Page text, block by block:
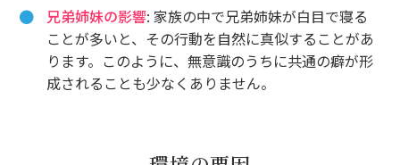
兄弟姉妹の影響: 家族の中で兄弟姉妹が白目で寝る
ことが多いと、その行動を自然に真似することがあ
ります。このように、無意識のうちに共通の癖が形
成されることも少なくありません。